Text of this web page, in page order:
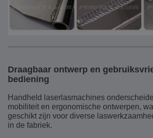
Draagbaar ontwerp en
bediening
Handheld laserlasmachines
mobiliteit en ergonomische ontwerpen,
geschikt zijn voor diverse
in de fabriek.